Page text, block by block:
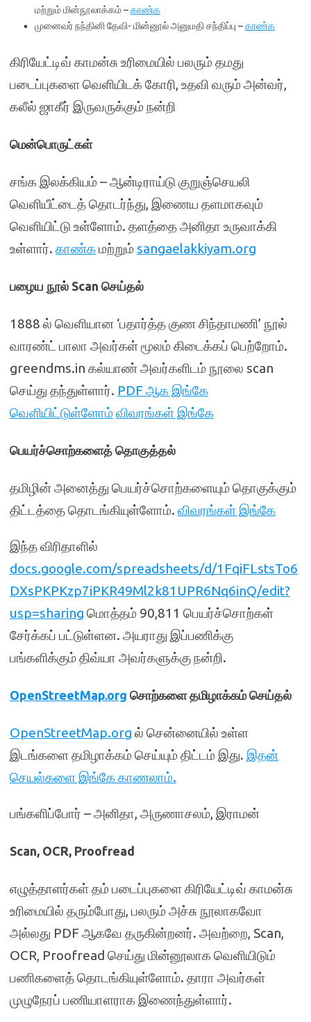
மற்றும் மின்நூலாக்கம் –காண்க
முனைவர் நந்தினி தேவி- மின்னூல் அனுமதி சந்திப்பு –காண்க
கிரியேட்டிவ் காமன்சு உரிமையில் பலரும் தமது
படைப்புகளை வெளியிடக் கோரி, உதவி வரும் அன்வர்,
கலீல் ஜாகீர் இருவருக்கும் நன்றி
மென்பொருட்கள்
சங்க இலக்கியம் – ஆன்டிராய்டு குறுஞ்செயலி
வெளியீட்டைத் தொடர்ந்து, இணைய தளமாகவும்
வெளியிட்டு உள்ளோம். தளத்தை அனிதா உருவாக்கி
உள்ளார். காண்க மற்றும் sangaelakkiyam.org
பழைய நூல் Scan செய்தல்
1888 ல் வெளியான ‘பதார்த்த குண சிந்தாமணி’ நூல்
வாரண்ட் பாலா அவர்கள் மூலம் கிடைக்கப் பெற்றோம்.
greendms.in கல்யாண் அவர்களிடம் நூலை scan
செய்து தந்துள்ளார். PDF ஆக இங்கே
வெளியிட்டுள்ளோம்விவரங்கள் இங்கே
பெயர்ச்சொற்களைத் தொகுத்தல்
தமிழின் அனைத்து பெயர்ச்சொற்களையும் தொகுக்கும்
திட்டத்தை தொடங்கியுள்ளோம். விவரங்கள் இங்கே
இந்த விரிதாளில்
docs.google.com/spreadsheets/d/1FqiFLstsTo6
DXsPKPKzp7iPKR49Ml2k81UPR6Nq6inQ/edit?
usp=sharing மொத்தம் 90,811 பெயர்ச்சொற்கள்
சேர்க்கப் பட்டுள்ளன. அயராது இப்பணிக்கு
பங்களிக்கும் திவ்யா அவர்களுக்கு நன்றி.
OpenStreetMap.org சொற்களை தமிழாக்கம் செய்தல்
OpenStreetMap.org ல் சென்னையில் உள்ள
இடங்களை தமிழாக்கம் செய்யும் திட்டம் இது. இதன்
செயல்களை இங்கே காணலாம்.
பங்களிப்போர் – அனிதா, அருணாசலம், இராமன்
Scan, OCR, Proofread
எழுத்தாளர்கள் தம் படைப்புகளை கிரியேட்டிவ் காமன்சு
உரிமையில் தரும்போது, பலரும் அச்சு நூலாகவோ
அல்லது PDF ஆகவே தருகின்றனர். அவற்றை, Scan,
OCR, Proofread செய்து மின்னூலாக வெளியிடும்
பணிகளைத் தொடங்கியுள்ளோம். தாரா அவர்கள்
முழுநேரப் பணியாளராக இணைந்துள்ளார்.